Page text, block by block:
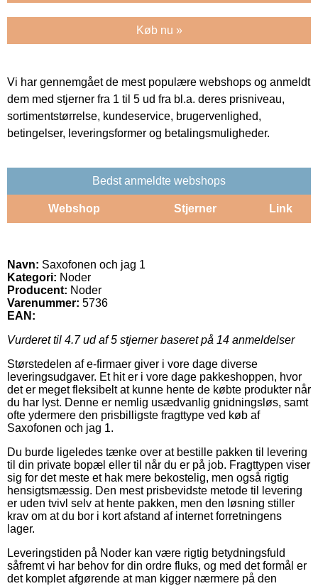
Køb nu »
Vi har gennemgået de mest populære webshops og anmeldt
dem med stjerner fra 1 til 5 ud fra bl.a. deres prisniveau,
sortimentstørrelse, kundeservice, brugervenlighed,
betingelser, leveringsformer og betalingsmuligheder.
Bedst anmeldte webshops
Webshop Stjerner Link
Navn: Saxofonen och jag 1
Kategori: Noder
Producent: Noder
Varenummer: 5736
EAN:
Vurderet til 4.7ud af 5 stjerner baseret på 14 anmeldelser
Størstedelen af e-firmaer giver i vore dage diverse
leveringsudgaver. Et hit er i vore dage pakkeshoppen, hvor
det er meget fleksibelt at kunne hente de købte produkter når
du har lyst. Denne er nemlig usædvanlig gnidningsløs, samt
ofte ydermere den prisbilligste fragttype ved køb af
Saxofonen och jag 1.
Du burde ligeledes tænke over at bestille pakken til levering
til din private bopæl eller til når du er på job. Fragttypen viser
sig for det meste et hak mere bekostelig, men også rigtig
hensigtsmæssig. Den mest prisbevidste metode til levering
er uden tvivl selv at hente pakken, men den løsning stiller
krav om at du bor i kort afstand af internet forretningens
lager.
Leveringstiden på Noder kan være rigtig betydningsfuld
såfremt vi har behov for din ordre fluks, og med det formål er
det komplet afgørende at man kigger nærmere på den